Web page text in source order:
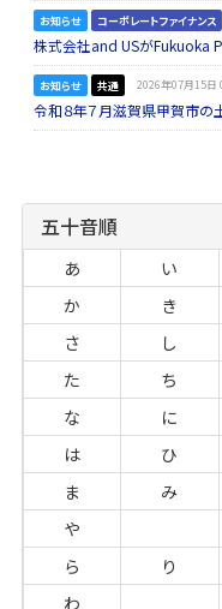
お知らせ コーポレートファイナンス
株式会社and USがFukuoka
お知らせ 共通 2026年07月15日
令和８年７月滋賀県甲賀市の
五十音順
あ い
か
き
さ
し
た
ち
な
に
は
ひ
ま
み
や
ら
り
わ